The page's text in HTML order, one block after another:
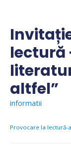
content
lectură
altfel”
informatii
Provocare la lectură-